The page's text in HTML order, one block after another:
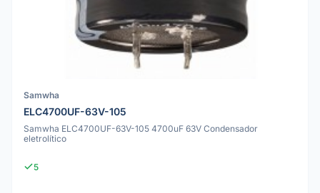
Samwha
ELC4700UF-63V-105
Samwha ELC4700UF-63V-105 4700uF 63V Condensador
eletrolítico
5